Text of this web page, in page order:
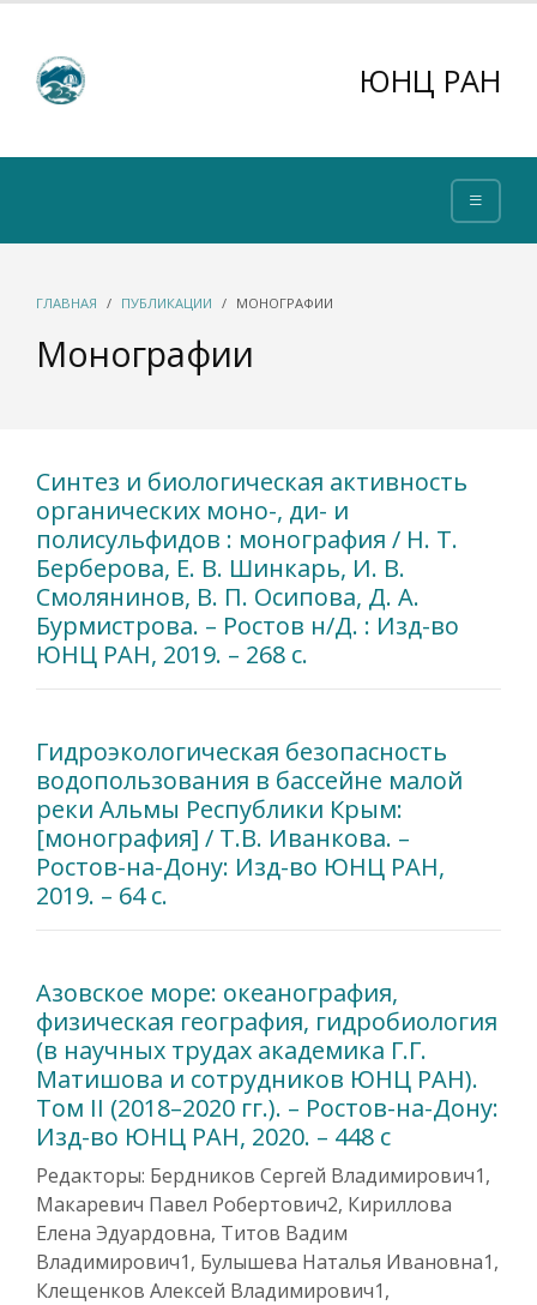
ЮНЦ РАН
ГЛАВНАЯ ПУБЛИКАЦИИ МОНОГРАФИИ
Монографии
Синтез и биологическая активность
органических моно-, ди- и
полисульфидов : монография / Н. Т.
Берберова, Е. В. Шинкарь, И. В.
Смолянинов, В. П. Осипова, Д. А.
Бурмистрова. – Ростов н/Д. : Изд-во
ЮНЦ РАН, 2019. – 268 с.
Гидроэкологическая безопасность
водопользования в бассейне малой
реки Альмы Республики Крым:
[монография] / Т.В. Иванкова. –
Ростов-на-Дону: Изд-во ЮНЦ РАН,
2019. – 64 с.
Азовское море: океанография,
физическая география, гидробиология
(в научных трудах академика Г.Г.
Матишова и сотрудников ЮНЦ РАН).
Том II (2018–2020 гг.). – Ростов-на-Дону:
Изд-во ЮНЦ РАН, 2020. – 448 с
Редакторы: Бердников Сергей Владимирович1,
Макаревич Павел Робертович2, Кириллова
Елена Эдуардовна, Титов Вадим
Владимирович1, Булышева Наталья Ивановна1,
Клещенков Алексей Владимирович1,